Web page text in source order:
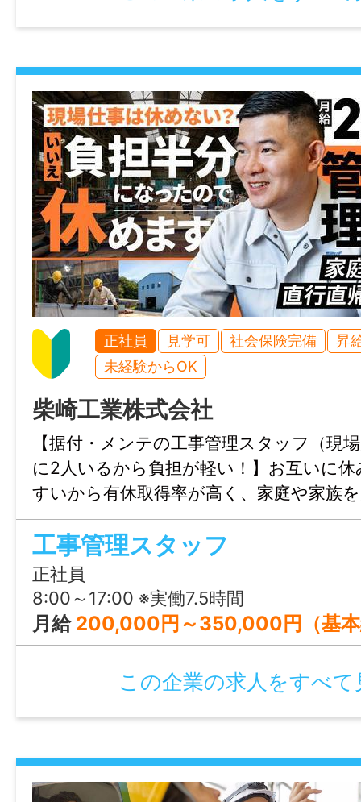
諸手当
昇給あり(昇給率は最大5.00％ ※前年度実績)
通勤手当あり(実費支給※上限15,000円／月
カー借上料として15,000円+ガソリン代全
退職金制度あり(勤続3年以上)
資格手当あり(社内規定による ※例：1級建
月、2級建築士 40,000円／月、1級建築施
40,000円／月、2級建築施工管理技士
土木施工管理技士 40,000円／月、2級土木
15,000円／月)
資格取得補助あり(公的資格取得支援制度)
その他手当あり(時間外手当)
加入保険等
雇用保険、健康保険、労災保険、財形、厚
定拠出年金
マイカー通勤
可
時間外
月平均30時間
・受動喫煙防止対策：屋内禁煙
正社員 見学可 社会保険完備
昇
未経験からOK
柴崎工業株式会社
【据付・メンテの工事管理スタッフ（現
に2人いるから負担が軽い！】お互いに
すいから有休取得率が高く、家庭や家族
働ける職場です。
工事管理スタッフ
正社員
8:00～17:00 ※実働7.5時間
月給 200,000円～350,000円（基
この企業の求人をすべて